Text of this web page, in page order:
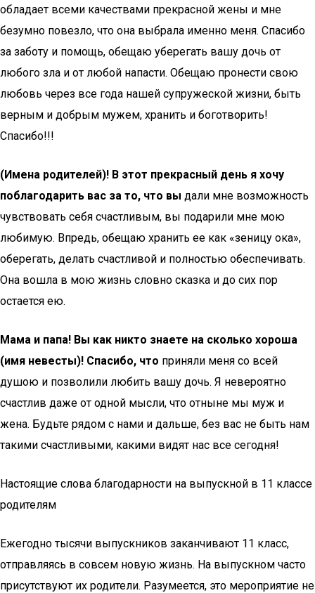
обладает всеми качествами прекрасной жены и мне
безумно повезло, что она выбрала именно меня. Спасибо
за заботу и помощь, обещаю уберегать вашу дочь от
любого зла и от любой напасти. Обещаю пронести свою
любовь через все года нашей супружеской жизни, быть
верным и добрым мужем, хранить и боготворить!
Спасибо!!!
(Имена родителей)! В этот прекрасный день я хочу
поблагодарить вас за то, что вы дали мне возможность
чувствовать себя счастливым, вы подарили мне мою
любимую. Впредь, обещаю хранить ее как «зеницу ока»,
оберегать, делать счастливой и полностью обеспечивать.
Она вошла в мою жизнь словно сказка и до сих пор
остается ею.
Мама и папа! Вы как никто знаете на сколько хороша
(имя невесты)! Спасибо, что приняли меня со всей
душою и позволили любить вашу дочь. Я невероятно
счастлив даже от одной мысли, что отныне мы муж и
жена. Будьте рядом с нами и дальше, без вас не быть нам
такими счастливыми, какими видят нас все сегодня!
Настоящие слова благодарности на выпускной в 11 классе
родителям
Ежегодно тысячи выпускников заканчивают 11 класс,
отправляясь в совсем новую жизнь. На выпускном часто
присутствуют их родители. Разумеется, это мероприятие не